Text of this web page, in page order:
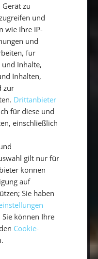
ein breites
Salon und
für flache
Revier.
auf
und
teurer, Liegeplätze
und ein anderes,
als eine
Hafen hat
zu
und
wie Ihre IP-
und
für
Inhalte,
Inhalten,
zur
Drittanbieter
für diese und
einschließlich
gilt nur für
können
auf
Sie haben
können Ihre
Cookie-